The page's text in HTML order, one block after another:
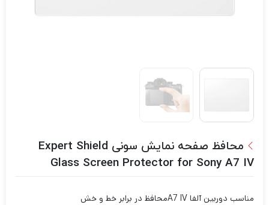
محافظ صفحه نمایش سونی Expert Shield
Glass Screen Protector for Sony A7 IV
مناسب دوربین آلفا A7 IV محافظ در برابر خط و خش